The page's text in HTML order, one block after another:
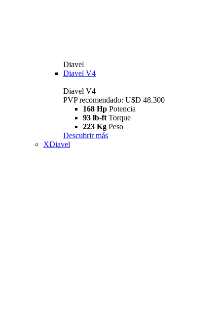
Diavel
Diavel V4
Diavel V4
PVP recomendado: U$D 48.300
168 Hp Potencia
93 lb-ft Torque
223 Kg Peso
Descubrir más
XDiavel